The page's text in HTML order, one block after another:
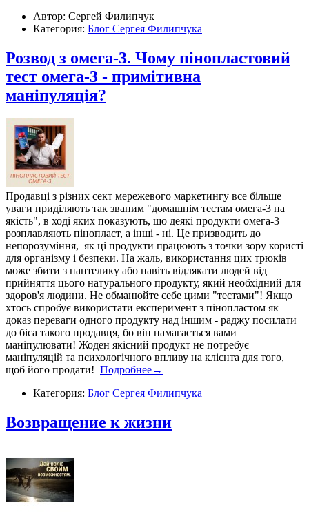
Автор: Сергей Филипчук
Категория: Блог Сергея Филипчука
Розвод з омега-3. Чому пінопластовий
тест омега-3 - примітивна
маніпуляція?
Продавці з різних сект мережевого маркетингу все більше
уваги приділяють так званим "домашнім тестам омега-3 на
якість", в ході яких показують, що деякі продукти омега-3
розплавляють пінопласт, а інші - ні. Це призводить до
непорозуміння, як ці продукти працюють з точки зору користі
для організму і безпеки. На жаль, використання цих трюків
може збити з пантелику або навіть відлякати людей від
прийняття цього натурального продукту, який необхідний для
здоров'я людини. Не обманюйте себе цими "тестами"! Якщо
хтось спробує використати експеримент з пінопластом як
доказ переваги одного продукту над іншим - раджу посилати
до біса такого продавця, бо він намагається вами
маніпулювати! Жоден якісний продукт не потребує
маніпуляцій та психологічного впливу на клієнта для того,
щоб його продати! Подробнее→
Категория: Блог Сергея Филипчука
​Возвращение к жизни